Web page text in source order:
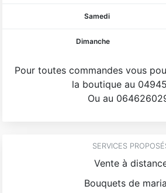
Samedi
Dimanche
Pour toutes commandes vous
la boutique au
Ou au
SERVICES
Vente à
Bouquets de